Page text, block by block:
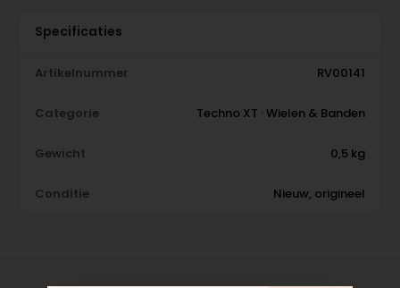
Specificaties
Artikelnummer RV00141
Categorie Techno XT · Wielen & Banden
Gewicht 0,5 kg
Conditie Nieuw, origineel